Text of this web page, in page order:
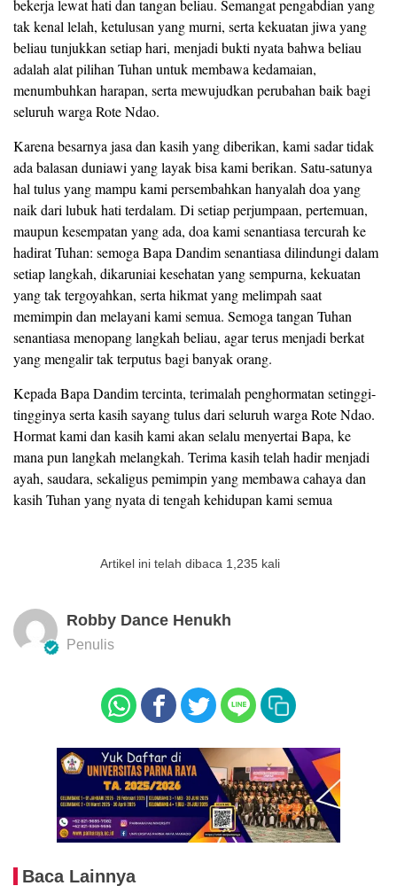
bekerja lewat hati dan tangan beliau. Semangat pengabdian yang
tak kenal lelah, ketulusan yang murni, serta kekuatan jiwa yang
beliau tunjukkan setiap hari, menjadi bukti nyata bahwa beliau
adalah alat pilihan Tuhan untuk membawa kedamaian,
menumbuhkan harapan, serta mewujudkan perubahan baik bagi
seluruh warga Rote Ndao.
Karena besarnya jasa dan kasih yang diberikan, kami sadar tidak
ada balasan duniawi yang layak bisa kami berikan. Satu-satunya
hal tulus yang mampu kami persembahkan hanyalah doa yang
naik dari lubuk hati terdalam. Di setiap perjumpaan, pertemuan,
maupun kesempatan yang ada, doa kami senantiasa tercurah ke
hadirat Tuhan: semoga Bapa Dandim senantiasa dilindungi dalam
setiap langkah, dikaruniai kesehatan yang sempurna, kekuatan
yang tak tergoyahkan, serta hikmat yang melimpah saat
memimpin dan melayani kami semua. Semoga tangan Tuhan
senantiasa menopang langkah beliau, agar terus menjadi berkat
yang mengalir tak terputus bagi banyak orang.
Kepada Bapa Dandim tercinta, terimalah penghormatan setinggi-
tingginya serta kasih sayang tulus dari seluruh warga Rote Ndao.
Hormat kami dan kasih kami akan selalu menyertai Bapa, ke
mana pun langkah melangkah. Terima kasih telah hadir menjadi
ayah, saudara, sekaligus pemimpin yang membawa cahaya dan
kasih Tuhan yang nyata di tengah kehidupan kami semua
Artikel ini telah dibaca 1,235 kali
Robby Dance Henukh
Penulis
Baca Lainnya